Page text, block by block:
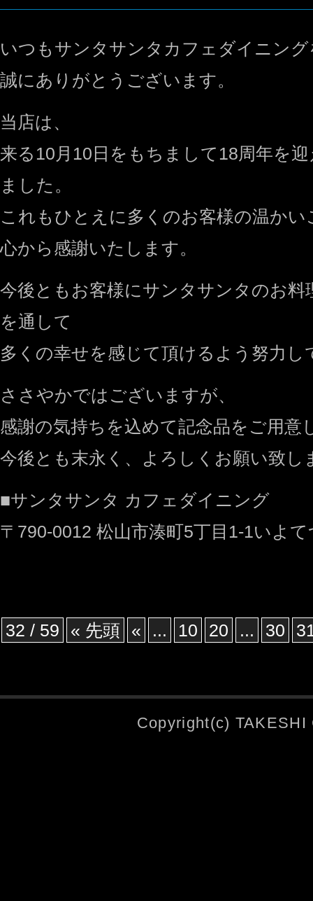
いつもサンタサンタカフェダイニン
誠にありがとうございます。
当店は、
来る10月10日をもちまして18周年を
ました。
これもひとえに多くのお客様の温かい
心から感謝いたします。
今後ともお客様にサンタサンタのお料
を通して
多くの幸せを感じて頂けるよう努力し
ささやかではございますが、
感謝の気持ちを込めて記念品をご用意
今後とも末永く、よろしくお願い致し
■サンタサンタ カフェダイニング
〒790-0012 松山市湊町5丁目1-1いよ
32 / 59 « 先頭 « ... 10 20 ... 30
Copyright(c)